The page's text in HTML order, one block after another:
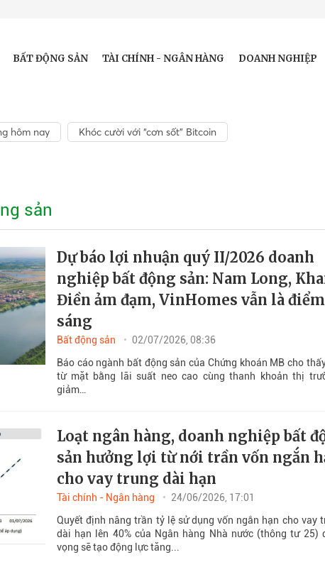
BẤT ĐỘNG SẢN TÀI CHÍNH - NGÂN HÀNG DOANH NGHIỆP
hôm nay Khóc cười với “cơn sốt” Bitcoin
sản
Dự báo lợi nhuận quý II/2026 doanh
nghiệp bất động sản: Nam Long,
Điền ảm đạm, VinHomes vẫn là điểm
sáng
Bất động sản
02/07/2026, 08:36
Báo cáo ngành bất động sản của Chứng khoán MB cho
từ mặt bằng lãi suất neo cao cùng thanh khoản thị
giảm…
Loạt ngân hàng, doanh nghiệp bất
sản hưởng lợi từ nới trần vốn ngắn
cho vay trung dài hạn
Tài chính - Ngân hàng
24/06/2026, 17:01
Quyết định nâng trần tỷ lệ sử dụng vốn ngắn hạn cho vay
dài hạn lên 40% của Ngân hàng Nhà nước (thông tư 25)
vọng sẽ tạo động lực tăng...